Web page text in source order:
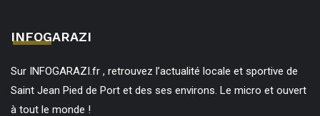
INFOGARAZI
Sur INFOGARAZI.fr , retrouvez l’actualité locale et sportive de
Saint Jean Pied de Port et des ses environs. Le micro et ouvert
à tout le monde !